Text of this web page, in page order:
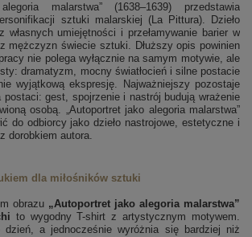
malarstwa” (1638–1639) przedstawia
sztuki malarskiej (La Pittura). Dzieło
własnych umiejętności i przełamywanie barier w
mężczyzn świecie sztuki. Dłuższy opis powinien
nie polega wyłącznie na samym motywie, ale
dramatyzm, mocny światłocień i silne postacie
wyjątkową ekspresję. Najważniejszy pozostaje
postaci: gest, spojrzenie i nastrój budują wrażenie
osobą. „Autoportret jako alegoria malarstwa”
do odbiorcy jako dzieło nastrojowe, estetyczne i
dorobkiem autora.
dla miłośników sztuki
obrazu „Autoportret jako alegoria malarstwa”
to wygodny T-shirt z artystycznym motywem.
a jednocześnie wyróżnia się bardziej niż